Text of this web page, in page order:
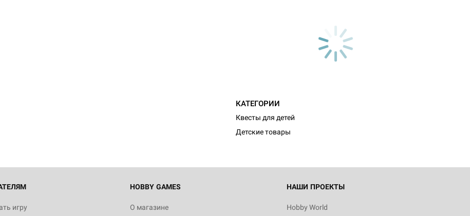
КАТЕГОРИИ
Квесты для детей
Детские товары
игру
HOBBY GAMES
О магазине
НАШИ ПРОЕКТЫ
Hobby World